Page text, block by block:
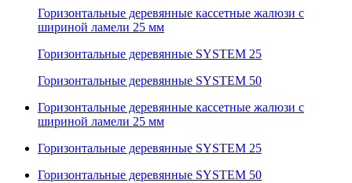
Горизонтальные деревянные кассетные жалюзи с
шириной ламели 25 мм
Горизонтальные деревянные SYSTEM 25
Горизонтальные деревянные SYSTEM 50
Горизонтальные деревянные кассетные жалюзи с
шириной ламели 25 мм
Горизонтальные деревянные SYSTEM 25
Горизонтальные деревянные SYSTEM 50